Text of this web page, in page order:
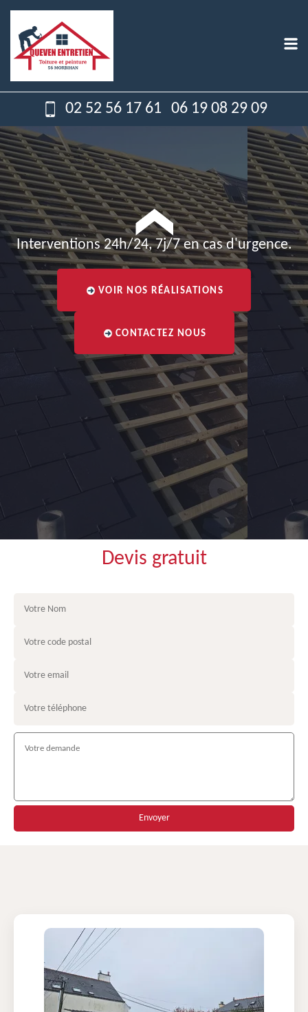
02 52 56 17 61 06 19 08 29 09
Interventions 24h/24, 7j/7 en cas d'urgence.
VOIR NOS RÉALISATIONS
CONTACTEZ NOUS
Devis gratuit